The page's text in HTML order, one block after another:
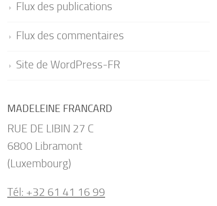
Flux des publications
Flux des commentaires
Site de WordPress-FR
MADELEINE FRANCARD
RUE DE LIBIN 27 C
6800 Libramont
(Luxembourg)
Tél: +32 61 41 16 99